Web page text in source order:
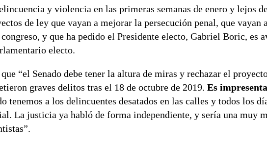
y violencia en las primeras semanas de enero y lejos
de ley que vayan a mejorar la persecución penal, que vayan
y que ha pedido el Presidente electo, Gabriel Boric, es
electo.
“el Senado debe tener la altura de miras y rechazar el
graves delitos tras el 18 de octubre de 2019. Es
tenemos a los delincuentes desatados en las calles y todos los
La justicia ya habló de forma independiente, y sería una muy